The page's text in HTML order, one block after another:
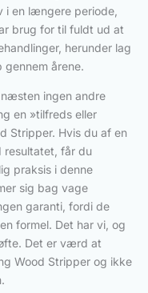
i en længere periode,
brug for til fuldt ud at
herunder lag
gennem årene.
ingen andre
en »tilfreds eller
Stripper. Hvis du af en
resultatet, får du
praksis i denne
sig bag vage
garanti, fordi de
formel. Det har vi, og
Det er værd at
Wood Stripper og ikke